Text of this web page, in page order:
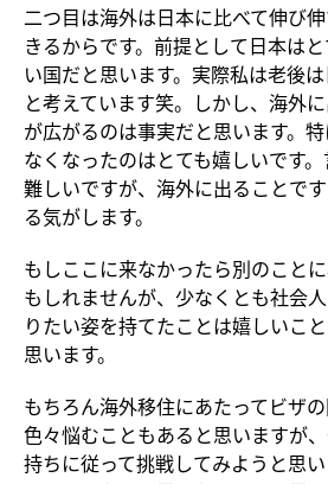
二つ目は海外は日本に比べて伸び
きるからです。前提として日本は
い国だと思います。実際私は老後
と考えています笑。しかし、海外
が広がるのは事実だと思います。
なくなったのはとても嬉しいです
難しいですが、海外に出ることで
る気がします。
もしここに来なかったら別のこと
もしれませんが、少なくとも社会
りたい姿を持てたことは嬉しいこ
思います。
もちろん海外移住にあたってビザ
色々悩むこともあると思いますが
持ちに従って挑戦してみようと思